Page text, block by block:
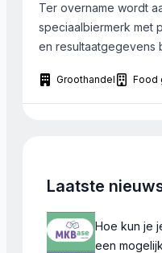
Ter overname wordt
speciaalbiermerk met
en resultaatgegevens
en bio-winkels. De
afgelopen ongeveer
eigen […]
Groothandel Food
Laatste
Hoe kun je
een